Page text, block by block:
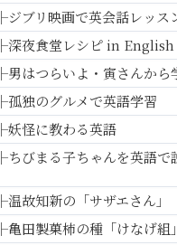
├ジブリ映画で英会話レッス
├深夜食堂レシピ in English
├男はつらいよ・寅さんから
├孤独のグルメで英語学習
├妖怪に教わる英語
├ちびまる子ちゃんを英語で
├温故知新の「サザエさん」
├亀田製菓柿の種「けなげ組」